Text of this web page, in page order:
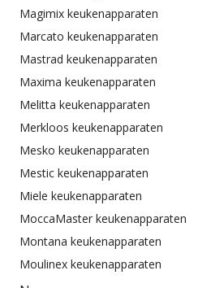
Magimix keukenapparaten
Marcato keukenapparaten
Mastrad keukenapparaten
Maxima keukenapparaten
Melitta keukenapparaten
Merkloos keukenapparaten
Mesko keukenapparaten
Mestic keukenapparaten
Miele keukenapparaten
MoccaMaster keukenapparaten
Montana keukenapparaten
Moulinex keukenapparaten